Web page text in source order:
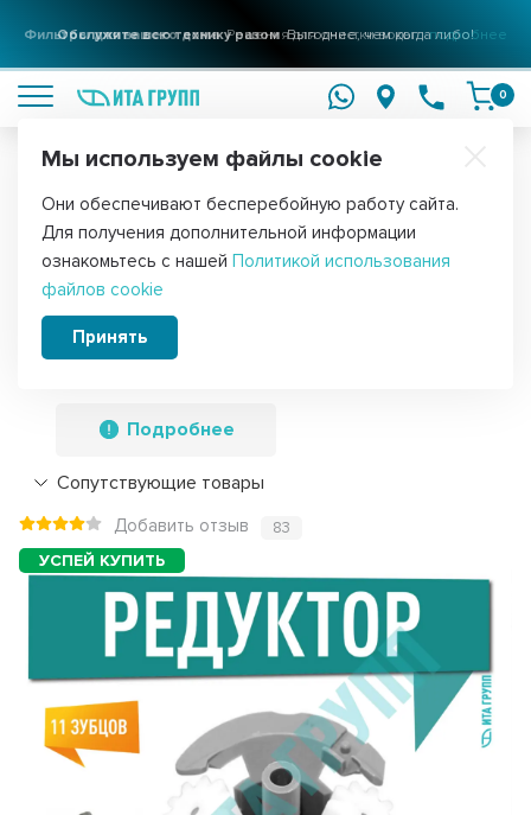
Фильтры для вашего домаРешения для очистки воды подробнее
0
Главная Запчасти для мелкой бытовой техники Для мясорубок
Редуктор для мясорубки Bosch
CHAMPION, MFW, Siemens с
пластиковым штоком и двумя
шестернями, 11 зубьев, 611988, h1035
Подробнее
Сопутствующие товары
Добавить отзыв 83
Мы используем файлы cookie
Они обеспечивают бесперебойную работу сайта.
Для получения дополнительной информации
ознакомьтесь с нашей Политикой использования
файлов cookie
Принять